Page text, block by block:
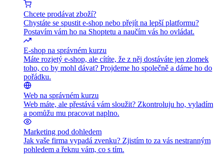
Chcete prodávat zboží?
Chystáte se spustit e-shop nebo přejít na lepší platformu?
Postavím vám ho na Shoptetu a naučím vás ho ovládat.
E-shop na správném kurzu
Máte rozjetý e-shop, ale cítíte, že z něj dostáváte jen zlomek
toho, co by mohl dávat? Projdeme ho společně a dáme ho do
pořádku.
Web na správném kurzu
Web máte, ale přestává vám sloužit? Zkontroluju ho, vyladím
a pomůžu mu pracovat naplno.
Marketing pod dohledem
Jak vaše firma vypadá zvenku? Zjistím to za vás nestranným
pohledem a řeknu vám, co s tím.